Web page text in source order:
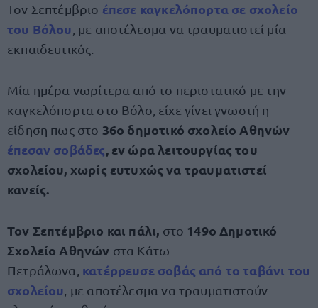
Τον Σεπτέμβριο έπεσε καγκελόπορτα σε σχολείο
του Βόλου , με αποτέλεσμα να τραυματιστεί μία
εκπαιδευτικός.
Μία ημέρα νωρίτερα από το περιστατικό με την
καγκελόπορτα στο Βόλο, είχε γίνει γνωστή η
είδηση πως στο 36ο δημοτικό σχολείο Αθηνών
έπεσαν σοβάδες, εν ώρα λειτουργίας του
σχολείου, χωρίς ευτυχώς να τραυματιστεί
κανείς.
Τον Σεπτέμβριο και πάλι, στο 149ο Δημοτικό
Σχολείο Αθηνών στα Κάτω
Πετράλωνα, κατέρρευσε σοβάς από το ταβάνι του
σχολείου , με αποτέλεσμα να τραυματιστούν